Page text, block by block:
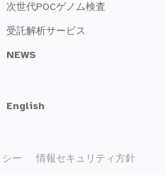
次世代POCゲノム検査
受託解析サービス
NEWS
English
ー 情報セキュリティ方針